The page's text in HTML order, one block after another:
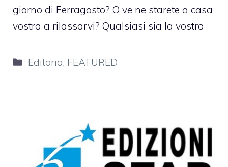
giorno di Ferragosto? O ve ne starete a casa
vostra a rilassarvi? Qualsiasi sia la vostra
Categorie
Editoria, FEATURED